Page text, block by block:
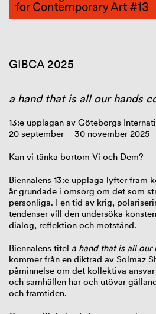
GIBCA 2025
Konstnärer
Samarbete
GIBCA 2023
GIBCA 2019
GIBCA 2017
GIBCA 2013
GIBCA 2009–2001
GIBCA 2025
a hand that is all our hands
13:e upplagan av Göteborgs
20 september – 30 november 2025
Kan vi tänka bortom Vi och Dem?
Biennalens 13:e upplaga lyfter fram
är grundade i omsorg om det som
personliga. I en tid av krig,
tendenser vill den undersöka
dialog, reflektion och motstånd.
Biennalens titel a hand that is all our
kommer från en diktrad av Solmaz
påminnelse om det kollektiva
och samhällen har och utövar
och framtiden.